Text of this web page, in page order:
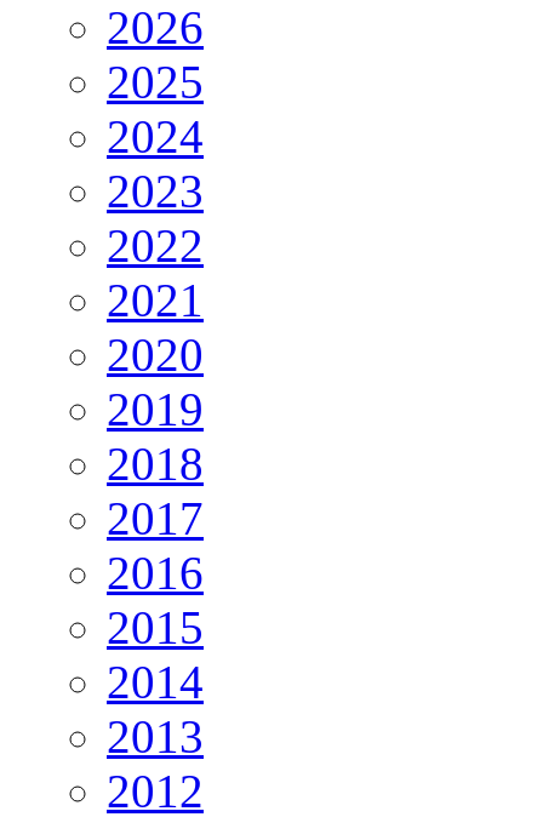
2026
2025
2024
2023
2022
2021
2020
2019
2018
2017
2016
2015
2014
2013
2012